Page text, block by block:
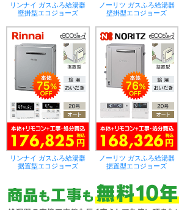
リンナイ ガスふろ給湯器
壁掛型エコジョーズ
ノーリツ ガスふろ給湯器
壁掛型エコジョーズ
リンナイ ガスふろ給湯器
据置型エコジョーズ
ノーリツ ガスふろ給湯器
据置型エコジョーズ